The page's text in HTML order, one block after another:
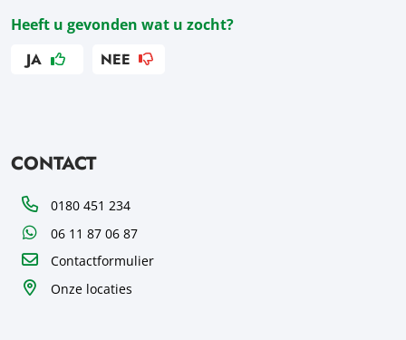
Heeft u gevonden wat u zocht?
JA NEE
CONTACT
Telefoon0180 451 234
WhatsApp06 11 87 06 87
Contactformulier
Onze locaties